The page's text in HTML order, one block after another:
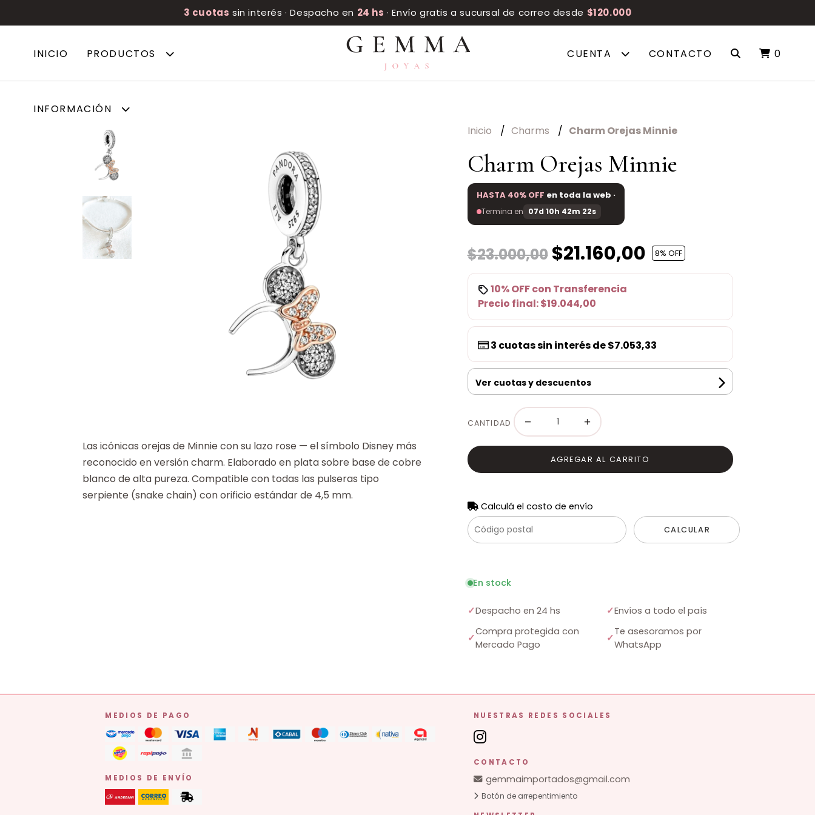
3 cuotas sin interés · Despacho en 24 hs · Envío gratis a sucursal de correo desde $120.000
INICIO PRODUCTOS
INFORMACIÓN
CUENTA CONTACTO 0
Las icónicas orejas de Minnie con su lazo rose — el símbolo Disney más
reconocido en versión charm. Elaborado en plata sobre base de cobre
blanco de alta pureza. Compatible con todas las pulseras tipo
serpiente (snake chain) con orificio estándar de 4,5 mm.
Inicio Charms Charm Orejas Minnie
Charm Orejas Minnie
HASTA 40% OFF en toda la web ·
Termina en 07d 10h 42m 21s
$23.000,00$21.160,00 8% OFF
10% OFFcon Transferencia
Precio final:$19.044,00
3 cuotas sin interés de$7.053,33
Ver cuotas y descuentos
CANTIDAD − +
AGREGAR AL CARRITO
Calculá el costo de envío
CALCULAR
En stock
✓Despacho en 24 hs ✓Envíos a todo el país
✓
Compra protegida con
Mercado Pago
✓
Te asesoramos por
WhatsApp
MEDIOS DE PAGO
MEDIOS DE ENVÍO
NUESTRAS REDES SOCIALES
CONTACTO
gemmaimportados@gmail.com
Botón de arrepentimiento